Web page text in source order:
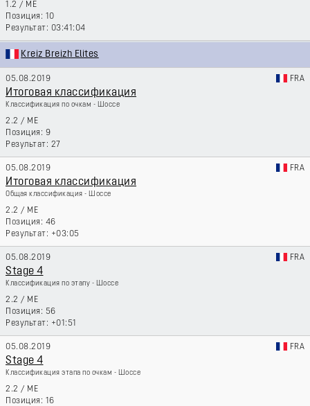
1.2 / ME
10
03:41:04
Kreiz Breizh Elites
05.08.2019 FRA
Итоговая классификация
Классификация по очкам - Шоссе
2.2 / ME
9
27
05.08.2019 FRA
Итоговая классификация
Общая классификация - Шоссе
2.2 / ME
46
+03:05
05.08.2019 FRA
Stage 4
Классификация по этапу - Шоссе
2.2 / ME
56
+01:51
05.08.2019 FRA
Stage 4
Классификация этапа по очкам - Шоссе
2.2 / ME
16